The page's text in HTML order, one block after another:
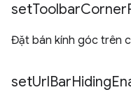
setToolbarCorner
Đặt bán kính góc trên
setUrlBarHiding